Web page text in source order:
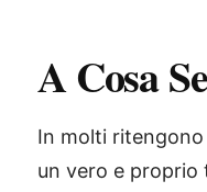
A Cosa
In molti ritengono
un vero e proprio